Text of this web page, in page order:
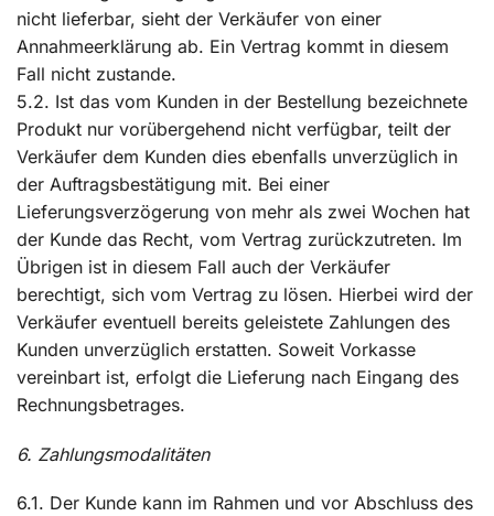
nicht lieferbar, sieht der Verkäufer von einer
Annahmeerklärung ab. Ein Vertrag kommt in diesem
Fall nicht zustande.
5.2. Ist das vom Kunden in der Bestellung bezeichnete
Produkt nur vorübergehend nicht verfügbar, teilt der
Verkäufer dem Kunden dies ebenfalls unverzüglich in
der Auftragsbestätigung mit. Bei einer
Lieferungsverzögerung von mehr als zwei Wochen hat
der Kunde das Recht, vom Vertrag zurückzutreten. Im
Übrigen ist in diesem Fall auch der Verkäufer
berechtigt, sich vom Vertrag zu lösen. Hierbei wird der
Verkäufer eventuell bereits geleistete Zahlungen des
Kunden unverzüglich erstatten. Soweit Vorkasse
vereinbart ist, erfolgt die Lieferung nach Eingang des
Rechnungsbetrages.
6. Zahlungsmodalitäten
6.1. Der Kunde kann im Rahmen und vor Abschluss des